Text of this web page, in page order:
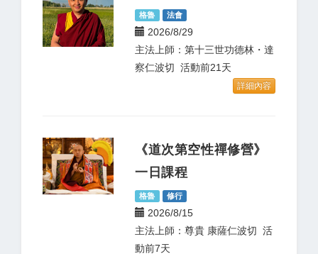
格魯 法會
2026/8/29
主法上師：第十三世功德林・達
察仁波切 活動前21天
詳細內容
《道次第空性禪修營》
一日課程
格魯 修行
2026/8/15
主法上師：尊貴 康薩仁波切 活
動前7天